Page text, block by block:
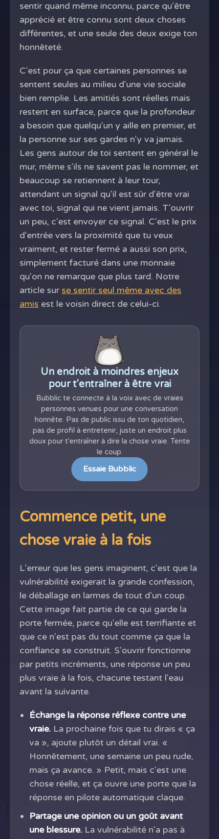
sentir quand même inconnu, parce qu'être
apprécié et être connu sont deux choses
différentes, et une seule des deux exige ton
honnêteté.
C'est pour ça que certaines personnes se
sentent seules au milieu d'une vie sociale
bien remplie. Les amitiés sont réelles mais
restent en surface, parce que la profondeur
a besoin que quelqu'un y aille en premier, et
la personne sur ses gardes n'y va jamais.
Les gens autour de toi sentent en général le
mur, même s'ils ne savent pas le nommer, et
beaucoup se retiennent à leur tour,
attendant un signal qu'il est sûr d'être vrai
avec toi, signal qui ne vient jamais. T'ouvrir
un peu, c'est envoyer ce signal. C'est le prix
d'entrée vers la proximité que tu veux
vraiment, et rester fermé a aussi son prix,
simplement facturé dans une monnaie
qu'on ne remarque que plus tard. Notre
article sur se sentir seul même avec des
amis est le voisin direct de celui-ci.
Un endroit à moindres enjeux
pour t'entraîner à être vrai
Bubblic te connecte à la voix avec de vraies
personnes venues pour une conversation
honnête. Pas de public issu de ton quotidien,
pas de profil à entretenir, juste un endroit plus
doux pour t'entraîner à dire la chose vraie. Tente
le coup.
Essaie Bubblic
Commence petit, une
chose vraie à la fois
L'erreur que les gens imaginent, c'est que la
vulnérabilité exigerait la grande confession,
le déballage en larmes de tout d'un coup.
Cette image fait partie de ce qui garde la
porte fermée, parce qu'elle est terrifiante et
que ce n'est pas du tout comme ça que la
confiance se construit. S'ouvrir fonctionne
par petits incréments, une réponse un peu
plus vraie à la fois, chacune testant l'eau
avant la suivante.
Échange la réponse réflexe contre une
vraie. La prochaine fois que tu dirais « ça
va », ajoute plutôt un détail vrai. «
Honnêtement, une semaine un peu rude,
mais ça avance. » Petit, mais c'est une
chose réelle, et ça ouvre une porte que la
réponse en pilote automatique claque.
Partage une opinion ou un goût avant
une blessure. La vulnérabilité n'a pas à